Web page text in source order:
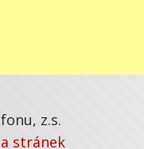
z.s.
stránek